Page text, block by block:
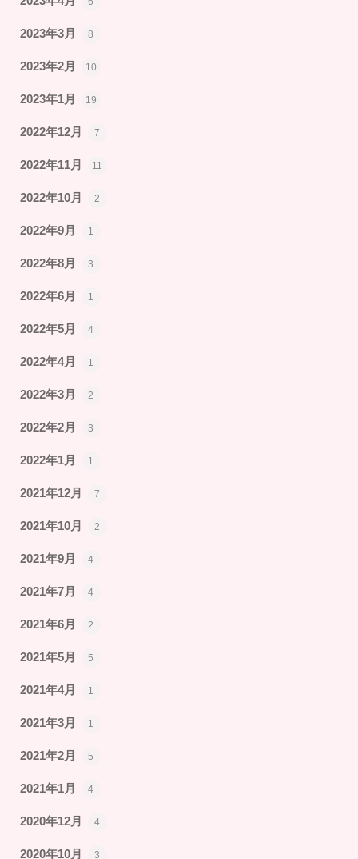
2023年3月 8
2023年2月 10
2023年1月 19
2022年12月 7
2022年11月 11
2022年10月 2
2022年9月 1
2022年8月 3
2022年6月 1
2022年5月 4
2022年4月 1
2022年3月 2
2022年2月 3
2022年1月 1
2021年12月 7
2021年10月 2
2021年9月 4
2021年7月 4
2021年6月 2
2021年5月 5
2021年4月 1
2021年3月 1
2021年2月 5
2021年1月 4
2020年12月 4
2020年10月 3